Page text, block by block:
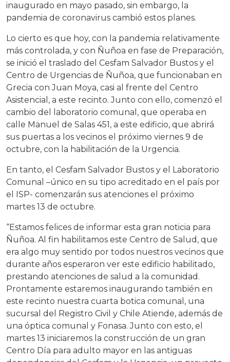
inaugurado en mayo pasado, sin embargo, la
pandemia de coronavirus cambió estos planes.
Lo cierto es que hoy, con la pandemia relativamente
más controlada, y con Ñuñoa en fase de Preparación,
se inició el traslado del Cesfam Salvador Bustos y el
Centro de Urgencias de Ñuñoa, que funcionaban en
Grecia con Juan Moya, casi al frente del Centro
Asistencial, a este recinto. Junto con ello, comenzó el
cambio del laboratorio comunal, que operaba en
calle Manuel de Salas 451, a este edificio, que abrirá
sus puertas a los vecinos el próximo viernes 9 de
octubre, con la habilitación de la Urgencia.
En tanto, el Cesfam Salvador Bustos y el Laboratorio
Comunal –único en su tipo acreditado en el país por
el ISP- comenzarán sus atenciones el próximo
martes 13 de octubre.
“Estamos felices de informar esta gran noticia para
Ñuñoa. Al fin habilitamos este Centro de Salud, que
era algo muy sentido por todos nuestros vecinos que
durante años esperaron ver este edificio habilitado,
prestando atenciones de salud a la comunidad.
Prontamente estaremos inaugurando también en
este recinto nuestra cuarta botica comunal, una
sucursal del Registro Civil y Chile Atiende, además de
una óptica comunal y Fonasa. Junto con esto, el
martes 13 iniciaremos la construcción de un gran
Centro Día para adulto mayor en las antiguas